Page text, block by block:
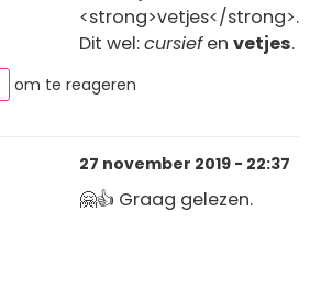
<strong>vetjes</strong>.
Dit wel:cursiefen vetjes.
om te reageren
27 november 2019 - 22:37
🤗👍 Graag gelezen.